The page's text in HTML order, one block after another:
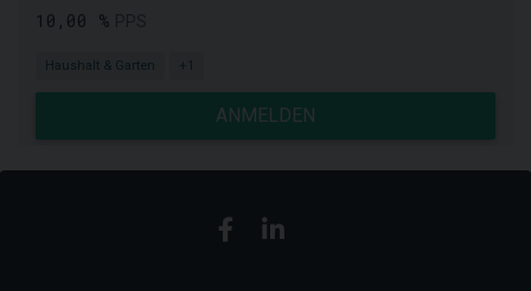
10,00 %
Haushalt & Garten +1
ANMELDEN